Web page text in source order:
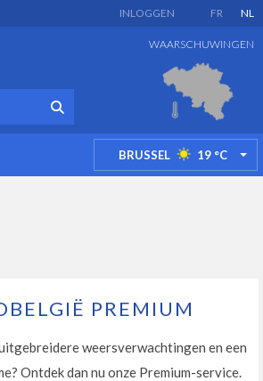
FR NL
INLOGGEN
WAARSCHUWINGEN
BRUSSEL 19 °C
PREMIUM
weersverwachtingen en een
Ontdek dan nu onze Premium-service.